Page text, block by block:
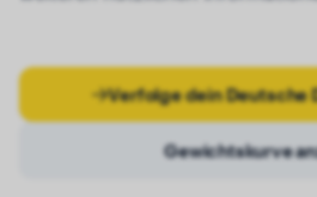
Verfolge dein Deutsche
Gewichtskurve